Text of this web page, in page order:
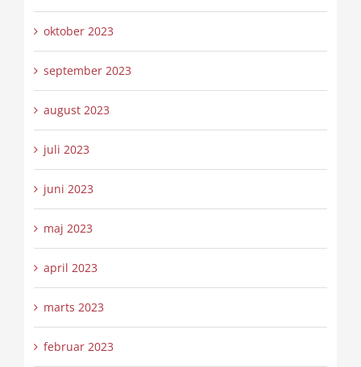
oktober 2023
september 2023
august 2023
juli 2023
juni 2023
maj 2023
april 2023
marts 2023
februar 2023